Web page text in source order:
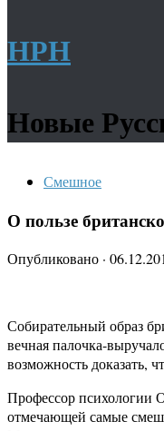
НРН
Новые
Смешное
О пользе
Опубликовано ·
Собирательный образ
вечная палочка-
возможность доказать,
Профессор психологии
отмечающей самые